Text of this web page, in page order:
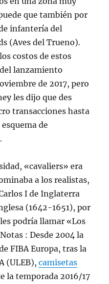
que también por
infantería del
(Aves del Trueno).
costos de estos
lanzamiento
de 2017, pero
les dijo que des
transacciones hasta
de
«cavaliers» era
a los realistas,
I de Inglaterra
(1642-1651), por
podría llamar «Los
: Desde 2004 la
FIBA Europa, tras la
(ULEB),camisetas
la temporada 2016/17